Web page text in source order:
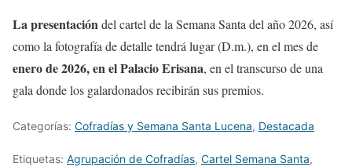
La presentacióndel cartel de la Semana Santa del año 2026, así
como la fotografía de detalle tendrá lugar (D.m.), en el mes de
enero de 2026, en el Palacio Erisana, en el transcurso de una
gala donde los galardonados recibirán sus premios.
Categorías: Cofradías y Semana Santa Lucena, Destacada
Etiquetas: Agrupación de Cofradías, Cartel Semana Santa,